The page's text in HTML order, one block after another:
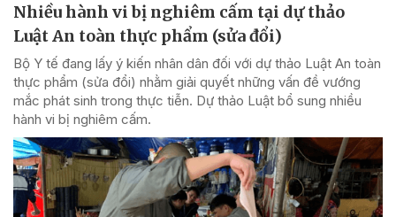
Nhiều hành vi bị nghiêm cấm tại dự thảo
Luật An toàn thực phẩm (sửa đổi)
Bộ Y tế đang lấy ý kiến nhân dân đối với dự thảo Luật An toàn
thực phẩm (sửa đổi) nhằm giải quyết những vấn đề vướng
mắc phát sinh trong thực tiễn. Dự thảo Luật bổ sung nhiều
hành vi bị nghiêm cấm.